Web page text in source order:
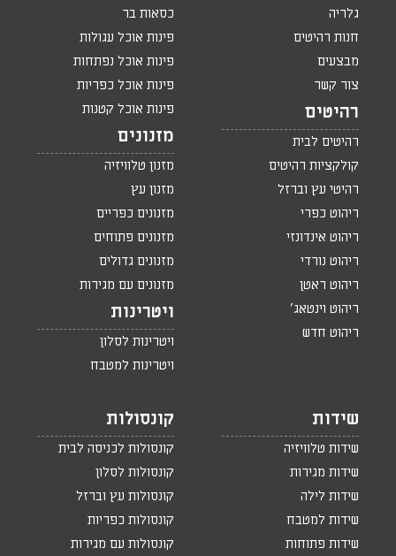
גלריה
חנות רהיטים
מבצעים
צור קשר
רהיטים
רהיטים לבית
קולקציות רהיטים
רהיטי עץ וברזל
ריהוט כפרי
ריהוט אינדונזי
ריהוט נורדי
ריהוט ראטן
ריהוט וינטאג'
ריהוט חדש
כסאות בר
פינות אוכל עגולות
פינות אוכל נפתחות
פינות אוכל כפריות
פינות אוכל קטנות
מזנונים
מזנון טלוויזיה
מזנון עץ
מזנונים כפריים
מזנונים פתוחים
מזנונים גדולים
מזנונים עם מגירות
ויטרינות
ויטרינות לסלון
ויטרינות למטבח
שידות
שידות טלוויזיה
שידות מגירות
שידות לילה
שידות למטבח
שידות פתוחות
קונסולות
קונסולות לכניסה לבית
קונסולות לסלון
קונסולות עץ וברזל
קונסולות כפריות
קונסולות עם מגירות